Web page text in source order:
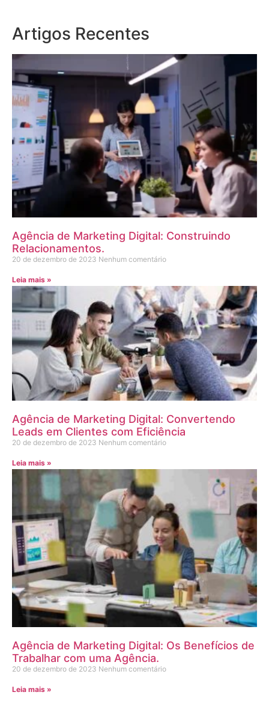
Artigos Recentes
Agência de Marketing Digital: Construindo
Relacionamentos.
20 de dezembro de 2023 Nenhum comentário
Leia mais »
Agência de Marketing Digital: Convertendo
Leads em Clientes com Eficiência
20 de dezembro de 2023 Nenhum comentário
Leia mais »
Agência de Marketing Digital: Os Benefícios de
Trabalhar com uma Agência.
20 de dezembro de 2023 Nenhum comentário
Leia mais »